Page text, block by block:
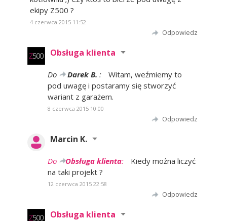
ekipy Z500 ?
4 czerwca 2015 11:52
Odpowiedz
Obsługa klienta
Do Darek B. :
Witam, weźmiemy to
pod uwagę i postaramy się stworzyć
wariant z garażem.
8 czerwca 2015 10:00
Odpowiedz
Marcin K.
Do Obsługa klienta:
Kiedy można liczyć
na taki projekt ?
12 czerwca 2015 22:58
Odpowiedz
Obsługa klienta